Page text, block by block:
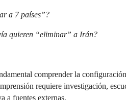
a 7 países”?
quieren “eliminar” a Irán?
comprender la
requiere investigación,
a fuentes externas.